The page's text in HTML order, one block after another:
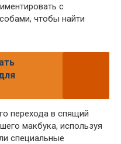
с
чтобы найти
перехода в спящий
макбука, используя
специальные